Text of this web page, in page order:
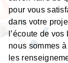
pour vous
dans votre
l’écoute de
nous sommes
les